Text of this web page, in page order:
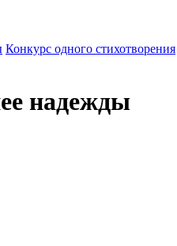
Конкурс одного стихотворения
надежды